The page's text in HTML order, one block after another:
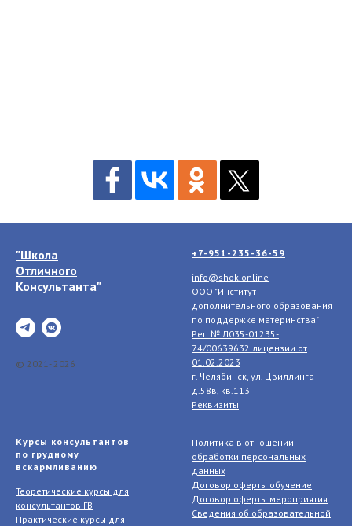
"Школа
Отличного
Консультанта"
© 2021- 2026
+7-951-235-36-59
info@shok.online
ООО "Институт
дополнительного образования
по поддержке материнства"
Рег. № Л035-01235-
74/00639632 лицензии от
01.02.2023
г. Челябинск, ул. Цвиллинга
д.58в, кв.113
Реквизиты
Курсы консультантов
по грудному
вскармливанию
Теоретические курсы для
консультантов ГВ
Практические курсы для
Политика в отношении
обработки персональных
данных
Договор оферты обучение
Договор оферты мероприятия
Сведения об образовательной